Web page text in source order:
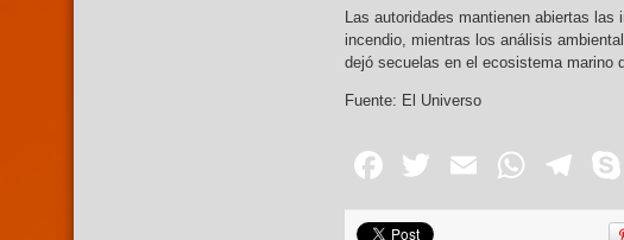
Las autoridades mantienen abiertas
incendio, mientras los análisis
dejó secuelas en el ecosistema marino
Fuente: El Universo
Facebook
Twitter
Email